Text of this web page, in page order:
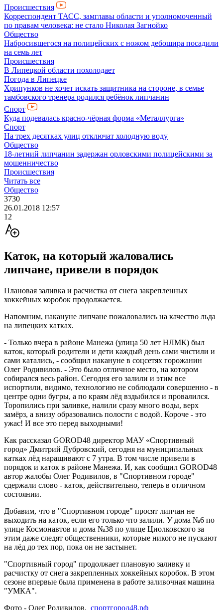
Происшествия
Корреспондент ТАСС, замглавы области и уполномоченный
по правам человека: не стало Николая Загнойко
Общество
Набросившегося на полицейских с ножом дебошира посадили
на семь лет
Происшествия
В Липецкой области похолодает
Погода в Липецке
Хрипунков не хочет искать защитника на стороне, в семье
тамбовского тренера родился ребёнок липчанин
Спорт
Куда подевалась красно-чёрная форма «Металлурга»
Спорт
На трех десятках улиц отключат холодную воду
Общество
18-летний липчанин задержан орловскими полицейскими за
мошенничество
Происшествия
Читать все
Общество
3730
26.01.2018 12:57
12
Каток, на который жаловались
липчане, привели в порядок
Плановая заливка и расчистка от снега закрепленных
хоккейных коробок продолжается.
Напомним, накануне липчане пожаловались на качество льда
на липецких катках.
- Только вчера в районе Манежа (улица 50 лет НЛМК) был
каток, который родители и дети каждый день сами чистили и
сами катались, - сообщил накануне в соцсетях горожанин
Олег Родивилов. - Это было отличное место, на котором
собирался весь район. Сегодня его залили и этим все
испортили, видимо, технологию не соблюдали совершенно - в
центре одни бугры, а по краям лёд вздыбился и провалился.
Торопились при заливке, налили сразу много воды, верх
замёрз, а внизу образовались полости с водой. Короче - это
ужас! И все это перед выходными!
Как рассказал GOROD48 директор МАУ «Спортивный
город» Дмитрий Дубровский, сегодня на муниципальных
катках лёд наращивают с 7 утра. В том числе привели в
порядок и каток в районе Манежа. И, как сообщил GOROD48
автор жалобы Олег Родивилов, в "Спортивном городе"
сдержали слово - каток, действительно, теперь в отличном
состоянии.
Добавим, что в "Спортивном городе" просят липчан не
выходить на каток, если его только что залили. У дома №6 по
улице Космонавтов и дома №38 по улице Циолковского за
этим даже следят общественники, которые никого не пускают
на лёд до тех пор, пока он не застынет.
"Спортивный город" продолжает плановую заливку и
расчистку от снега закрепленных хоккейных коробок. В этом
сезоне впервые была применена в работе заливочная машина
"УМКА".
Фото - Олег Родивилов, спортгород48.рф